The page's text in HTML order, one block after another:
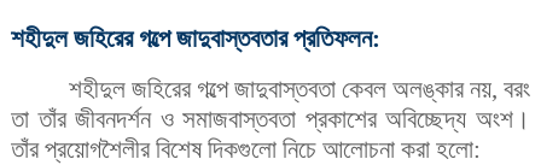
শহীদুল জহিরের গল্পে জাদুবাস্তবতার প্রতিফলন:
শহীদুল জহিরের গল্পে জাদুবাস্তবতা কেবল অলঙ্কার নয়, বরং
তা তাঁর জীবনদর্শন ও সমাজবাস্তবতা প্রকাশের অবিচ্ছেদ্য অংশ।
তাঁর প্রয়োগশৈলীর বিশেষ দিকগুলো নিচে আলোচনা করা হলো: